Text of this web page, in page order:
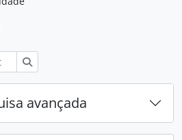
avançada